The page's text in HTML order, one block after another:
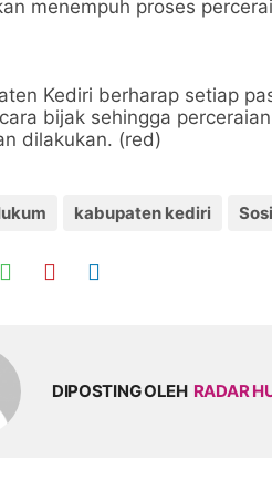
menempuh proses
Kediri berharap setiap
bijak sehingga
dilakukan. (red)
kabupaten kediri
DIPOSTING OLEH RADAR